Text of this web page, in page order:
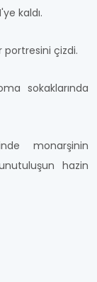
kaldı.
portresini çizdi.
sokaklarında
monarşinin
hazin